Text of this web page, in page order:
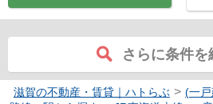
さらに条件を
滋賀の不動産・賃貸｜ハトらぶ > (一